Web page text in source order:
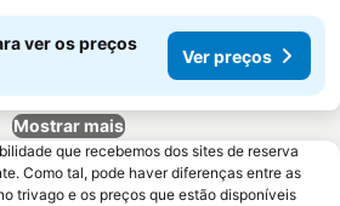
ver os preços
Ver preços
Mostrar mais
que recebemos dos sites de reserva
Como tal, pode haver diferenças entre as
trivago e os preços que estão disponíveis